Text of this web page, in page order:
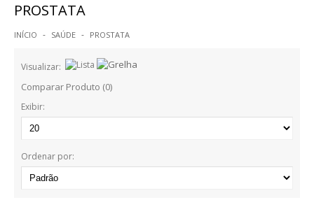
ALIMENTOS S/GLUTEN
GELATINAS
BARRAS
BOLACHAS E BISCOITOS
MASSAS
SNACKS
PROSTATA
INÍCIO SAÚDE PROSTATA
Visualizar:
Comparar Produto (0)
Exibir:
Ordenar por: